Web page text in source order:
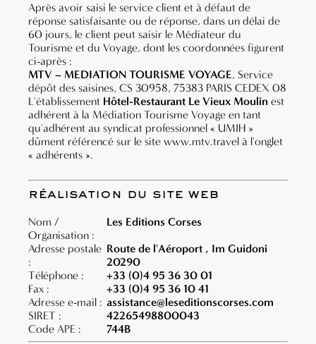
Après avoir saisi le service client et à défaut de
réponse satisfaisante ou de réponse, dans un délai de
60 jours, le client peut saisir le Médiateur du
Tourisme et du Voyage, dont les coordonnées figurent
ci-après :
MTV – MEDIATION TOURISME VOYAGE, Service
dépôt des saisines, CS 30958, 75383 PARIS CEDEX 08
L'établissement Hôtel-Restaurant Le Vieux Moulin est
adhérent à la Médiation Tourisme Voyage en tant
qu'adhérent au syndicat professionnel « UMIH »
dûment référencé sur le site www.mtv.travel à l'onglet
« adhérents ».
réalisation du site web
Nom /
Organisation :
Les Editions Corses
Adresse postale
:
Route de l'Aéroport , Im Guidoni
20290
Téléphone :
+33 (0)4 95 36 30 01
Fax :
+33 (0)4 95 36 10 41
Adresse e-mail : assistance@leseditionscorses.com
SIRET :
42265498800043
Code APE :
744B